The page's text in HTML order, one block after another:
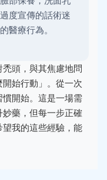
度宣傳的話術迷
醫療行為。
頭，與其焦慮地問
開始行動」。從一次
開始。這是一場需
藥，但每一步正確
我的這些經驗，能